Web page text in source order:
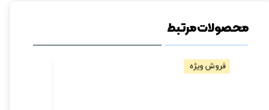
محصولات مرتبط
فروش ویژه